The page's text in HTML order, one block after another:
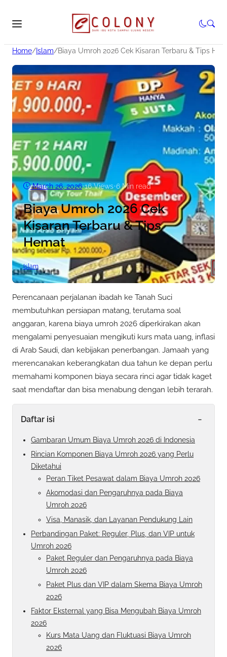
Home/Islam/Biaya Umroh 2026 Cek Kisaran Terbaru & Tips
March 26, 2026•16Views•6 Min read
Biaya Umroh 2026 Cek
Kisaran Terbaru & Tips
Hemat
Islam
Perencanaan perjalanan ibadah ke Tanah Suci
membutuhkan persiapan matang, terutama soal
anggaran, karena biaya umroh 2026 diperkirakan akan
mengalami penyesuaian mengikuti kurs mata uang, inflasi
di Arab Saudi, dan kebijakan penerbangan. Jamaah yang
merencanakan keberangkatan dua tahun ke depan perlu
memahami komponen biaya secara rinci agar tidak kaget
saat mendaftar dan bisa menabung dengan lebih terarah.
Daftar isi -
Gambaran Umum Biaya Umroh 2026 di Indonesia
Rincian Komponen Biaya Umroh 2026 yang Perlu
Diketahui
Peran Tiket Pesawat dalam Biaya Umroh 2026
Akomodasi dan Pengaruhnya pada Biaya
Umroh 2026
Visa, Manasik, dan Layanan Pendukung Lain
Perbandingan Paket: Reguler, Plus, dan VIP untuk
Umroh 2026
Paket Reguler dan Pengaruhnya pada Biaya
Umroh 2026
Paket Plus dan VIP dalam Skema Biaya Umroh
2026
Faktor Eksternal yang Bisa Mengubah Biaya Umroh
2026
Kurs Mata Uang dan Fluktuasi Biaya Umroh
2026